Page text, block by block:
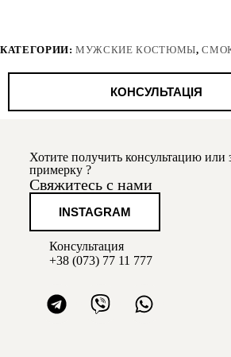
КАТЕГОРИИ:МУЖСКИЕ КОСТЮМЫ,
КОНСУЛЬТАЦІЯ
Хотите получить консультацию или
примерку ?
Свяжитесь с нами
INSTAGRAM
Консультация
+38 (073) 77 11 777